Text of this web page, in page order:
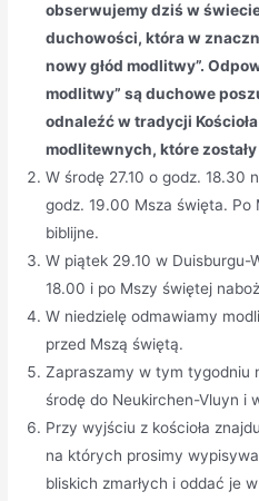
obserwujemy dziś w
duchowości, która w
nowy głód modlitwy”.
modlitwy” są duchowe
odnaleźć w tradycji
modlitewnych, które
W środę 27.10 o godz. 18.30
godz. 19.00 Msza święta. Po
biblijne.
W piątek 29.10 w Duisburgu-
18.00 i po Mszy świętej
W niedzielę odmawiamy
przed Mszą świętą.
Zapraszamy w tym tygodniu
środę do Neukirchen-Vluyn i
Przy wyjściu z kościoła
na których prosimy
bliskich zmarłych i oddać je